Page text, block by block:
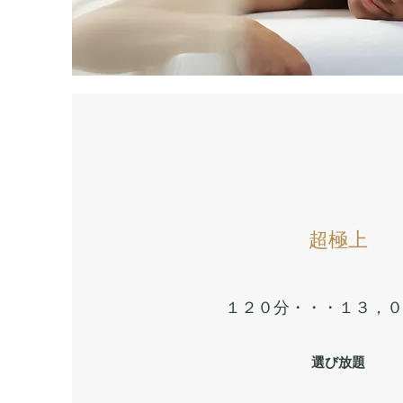
​​超極上
１２０分・・・１３，
選び放題